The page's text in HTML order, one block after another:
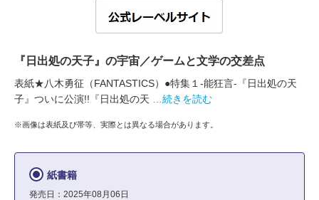
『日出処の天子』の宇宙／ゲームと文学の交差点
表紙★八木勇征（FANTASTICS）●特集１-能狂言-『日出処の天
子』ついに公演!!『日出処の天
…続きを読む
※画像は表紙及び帯等、実際とは異なる場合があります。
紙書籍
発売日：2025年08月06日